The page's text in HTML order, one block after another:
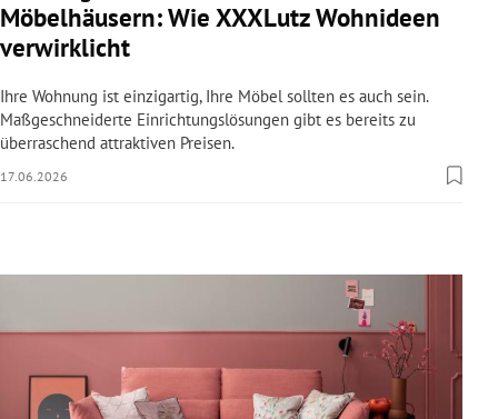
Untermenü
Untermenü
Untermenü
Untermenü
Untermenü
Möbelhäusern: Wie XXXLutz Wohnideen
verwirklicht
Ihre Wohnung ist einzigartig, Ihre Möbel sollten es auch sein.
Maßgeschneiderte Einrichtungslösungen gibt es bereits zu
überraschend attraktiven Preisen.
17.06.2026